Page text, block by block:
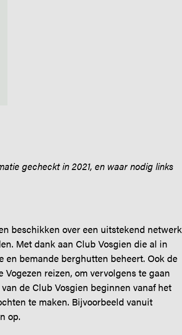
gecheckt in 2021, en waar nodig links
beschikken over een uitstekend netwerk
Met dank aan Club Vosgien die al in
en bemande berghutten beheert. Ook de
reizen, om vervolgens te gaan
de Club Vosgien beginnen vanaf het
te maken. Bijvoorbeeld vanuit
op.